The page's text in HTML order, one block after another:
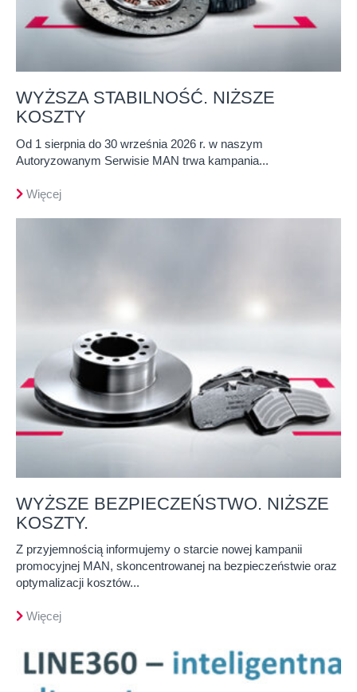
WYŻSZA STABILNOŚĆ. NIŻSZE
KOSZTY
Od 1 sierpnia do 30 września 2026 r. w naszym
Autoryzowanym Serwisie MAN trwa kampania...
Więcej
WYŻSZE BEZPIECZEŃSTWO. NIŻSZE
KOSZTY.
Z przyjemnością informujemy o starcie nowej kampanii
promocyjnej MAN, skoncentrowanej na bezpieczeństwie oraz
optymalizacji kosztów...
Więcej